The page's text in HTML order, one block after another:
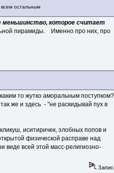
всем остальным
меньшинство, которое считает
пирамиды. Именно про них, про
то жутко аморальным поступком?
же и здесь - "не раскидывай пух в
иситиричек, злобных попов и
физической расправе над
виде всей этой масс-религиозно-